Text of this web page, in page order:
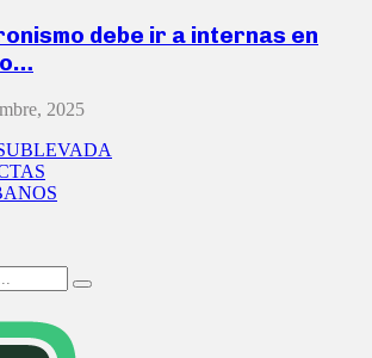
debe ir a internas en
2025
Search